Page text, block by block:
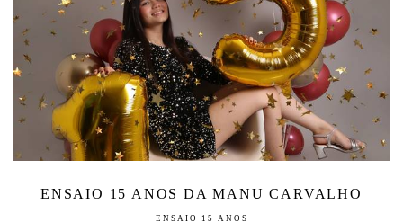
ENSAIO 15 ANOS DA MANU CARVALHO
ENSAIO 15 ANOS